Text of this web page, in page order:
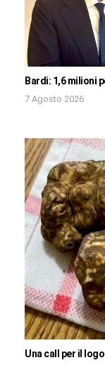
Bardi: 1,6 milioni
7 Agosto 2026
Una call per il